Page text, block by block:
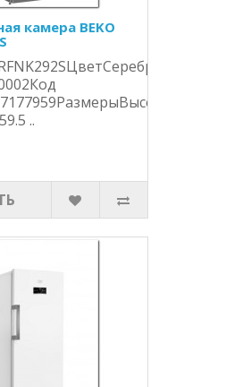
камера BEKO
..